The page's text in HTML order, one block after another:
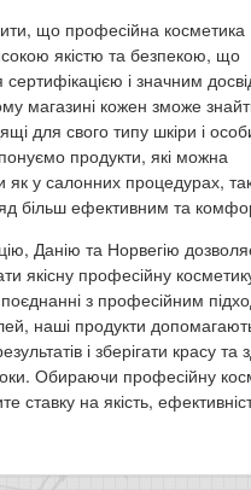
що професійна косметика
якістю та безпекою, що
сертифікацією і значним
магазині кожен зможе
для свого типу шкіри і
продукти, які можна
як у салонних процедурах,
більш ефективним та
Данію та Норвегію
якісну професійну
з професійним
наші продукти
і зберігати красу та
Обираючи професійну
ставку на якість,